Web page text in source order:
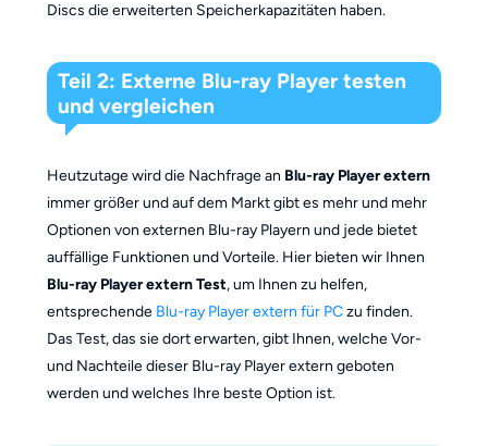
Discs die erweiterten Speicherkapazitäten haben.
Teil 2: Externe Blu-ray Player testen
und vergleichen
Heutzutage wird die Nachfrage an Blu-ray Player extern
immer größer und auf dem Markt gibt es mehr und mehr
Optionen von externen Blu-ray Playern und jede bietet
auffällige Funktionen und Vorteile. Hier bieten wir Ihnen
Blu-ray Player extern Test, um Ihnen zu helfen,
entsprechende Blu-ray Player extern für PCzu finden.
Das Test, das sie dort erwarten, gibt Ihnen, welche Vor-
und Nachteile dieser Blu-ray Player extern geboten
werden und welches Ihre beste Option ist.